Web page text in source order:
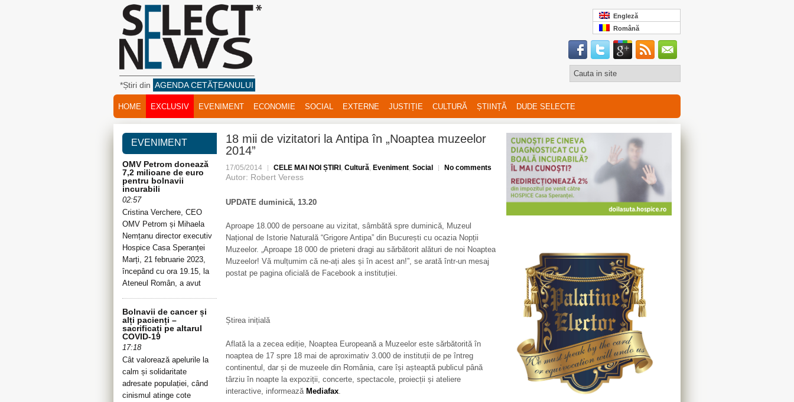
*Știri din AGENDA CETĂȚEANULUI
Engleză
Română
HOME EXCLUSIV EVENIMENT ECONOMIE SOCIAL EXTERNE JUSTIȚIE CULTURĂ ȘTIINȚĂ DUDE SELECTE
18 mii de vizitatori la Antipa în „Noaptea muzeelor
2014”
17/05/2014 CELE MAI NOI ȘTIRI , Cultură, Eveniment, Social No comments
Autor: Robert Veress
UPDATE duminică, 13.20
Aproape 18.000 de persoane au vizitat, sâmbătă spre duminică, Muzeul
Național de Istorie Naturală “Grigore Antipa” din București cu ocazia Nopții
Muzeelor. „Aproape 18 000 de prieteni dragi au sărbătorit alături de noi Noaptea
Muzeelor! Vă mulțumim că ne-ați ales și în acest an!”, se arată într-un mesaj
postat pe pagina oficială de Facebook a instituției.
Știrea inițială
Aflată la a zecea ediție, Noaptea Europeană a Muzeelor este sărbătorită în
noaptea de 17 spre 18 mai de aproximativ 3.000 de instituții de pe întreg
continentul, dar și de muzeele din România, care își așteaptă publicul până
târziu în noapte la expoziții, concerte, spectacole, proiecții și ateliere
interactive, informează Mediafax.
EVENIMENT
OMV Petrom donează
7,2 milioane de euro
pentru bolnavii
incurabili
02:57
Cristina Verchere, CEO
OMV Petrom și Mihaela
Nemțanu director executiv
Hospice Casa Speranței
Marți, 21 februarie 2023,
începând cu ora 19.15, la
Ateneul Român, a avut
Bolnavii de cancer și
alți pacienți –
sacrificați pe altarul
COVID-19
17:18
Cât valorează apelurile la
calm și solidaritate
adresate populației, când
cinismul atinge cote